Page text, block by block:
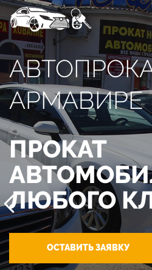
АРМАВИРЕ
ПРОКАТ
ЛЮБОГО
ОСТАВИТЬ ЗАЯВКУ